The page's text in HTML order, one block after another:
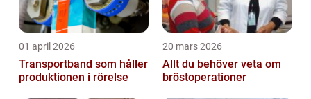
01 april 2026
Transportband som håller
produktionen i rörelse
20 mars 2026
Allt du behöver veta om
bröstoperationer